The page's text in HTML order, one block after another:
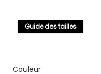
Guide des tailles
Couleur